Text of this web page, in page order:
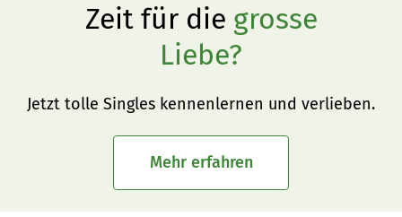
Zeit für die grosse
Liebe?
Jetzt tolle Singles kennenlernen und verlieben.
Mehr erfahren